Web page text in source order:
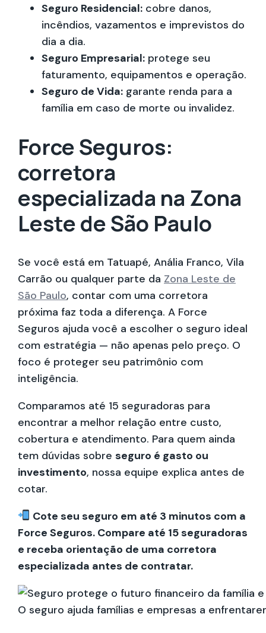
Seguro Residencial: cobre danos,
incêndios, vazamentos e imprevistos do
dia a dia.
Seguro Empresarial: protege seu
faturamento, equipamentos e operação.
Seguro de Vida: garante renda para a
família em caso de morte ou invalidez.
Force Seguros:
corretora
especializada na Zona
Leste de São Paulo
Se você está em Tatuapé, Anália Franco, Vila
Carrão ou qualquer parte da Zona Leste de
São Paulo, contar com uma corretora
próxima faz toda a diferença. A Force
Seguros ajuda você a escolher o seguro ideal
com estratégia — não apenas pelo preço. O
foco é proteger seu patrimônio com
inteligência.
Comparamos até 15 seguradoras para
encontrar a melhor relação entre custo,
cobertura e atendimento. Para quem ainda
tem dúvidas sobre seguro é gasto ou
investimento, nossa equipe explica antes de
cotar.
Cote seu seguro em até 3 minutos com a
Force Seguros. Compare até 15 seguradoras
e receba orientação de uma corretora
especializada antes de contratar.
O seguro ajuda famílias e empresas a